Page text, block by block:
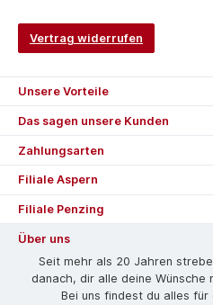
Vertrag widerrufen
Unsere Vorteile
Das sagen unsere Kunden
Zahlungsarten
Filiale Aspern
Filiale Penzing
Über uns
Seit mehr als 20 Jahren
danach, dir alle deine Wünsche
Bei uns findest du alles